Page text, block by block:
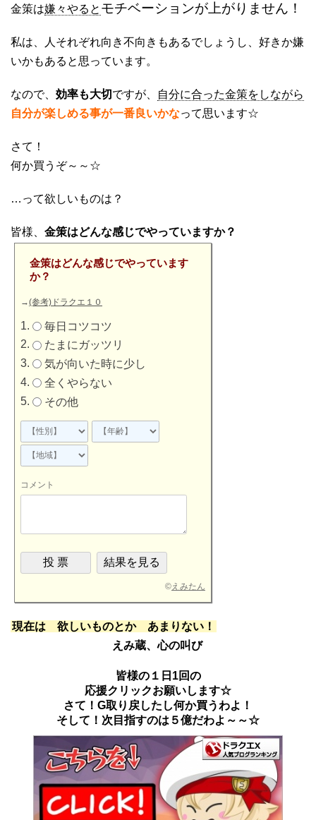
金策は嫌々やると モチベーションが上がりません！
私は、人それぞれ向き不向きもあるでしょうし、好きか嫌
いかもあると思っています。
なので、 効率も大切ですが、
自分に合った金策をしながら
自分が楽しめる事が一番良いかなって思います☆
さて！
何か買うぞ～～☆
…って欲しいものは？
皆様、 金策はどんな感じでやっていますか？
金策はどんな感じでやっています
か？
→(参考)ドラクエ１０
毎日コツコツ
たまにガッツリ
気が向いた時に少し
全くやらない
その他
コメント
©えみたん
現在は 欲しいものとか あまりない！
えみ蔵、心の叫び
皆様の１日1回の
応援クリックお願いします☆
さて！G取り戻したし何か買うわよ！
そして！次目指すのは５億だわよ～～☆